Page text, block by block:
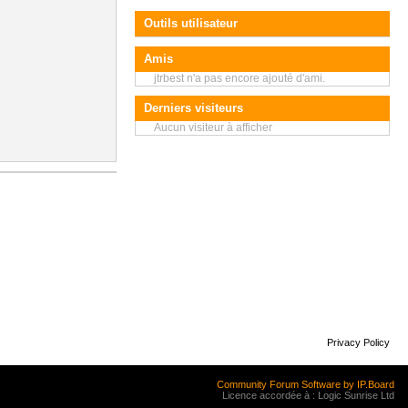
Outils utilisateur
Amis
jtrbest n'a pas encore ajouté d'ami.
Derniers visiteurs
Aucun visiteur à afficher
Privacy Policy
Community Forum Software by IP.Board
Licence accordée à : Logic Sunrise Ltd